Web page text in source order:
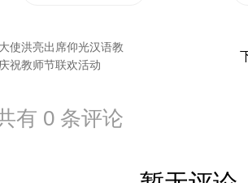
使洪亮出席仰光汉语教
祝教师节联欢活动
有 0 条评论